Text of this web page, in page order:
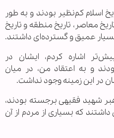
اسلام کم‌نظیر بودند و به طور
معاصر، تاریخ منطقه و تاریخ
عمیق و گسترده‌ای داشتند.
اشاره کردم، ایشان در
و به اعتقاد من، در میان
در این زمینه وجود نداشت.
شهید فقیهی برجسته بودند،
که بسیاری از مردم از آن